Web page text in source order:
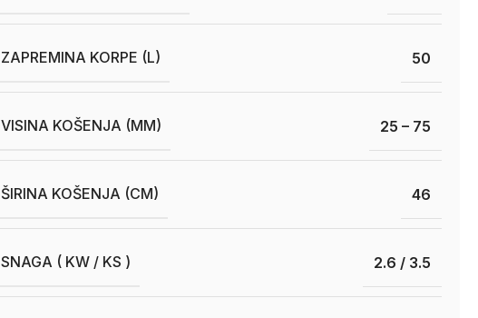
ZAPREMINA KORPE (L) 50
VISINA KOŠENJA (MM) 25 – 75
ŠIRINA KOŠENJA (CM) 46
SNAGA ( KW / KS ) 2.6 / 3.5